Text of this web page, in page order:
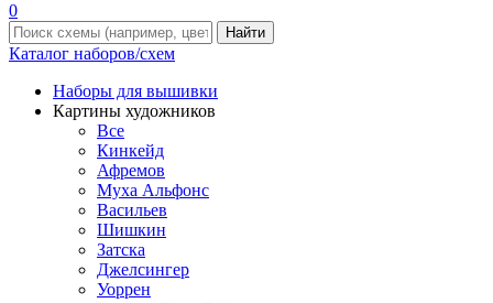
0
Найти
Каталог наборов/схем
Наборы для вышивки
Картины художников
Все
Кинкейд
Афремов
Муха Альфонс
Васильев
Шишкин
Затска
Джелсингер
Уоррен